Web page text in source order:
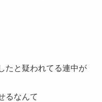
たと疑われてる連中が
るなんて